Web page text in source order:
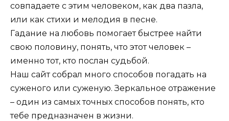
совпадаете с этим человеком, как два пазла,
или как стихи и мелодия в песне.
Гадание на любовь помогает быстрее найти
свою половину, понять, что этот человек –
именно тот, кто послан судьбой.
Наш сайт собрал много способов погадать на
суженого или суженую. Зеркальное отражение
– один из самых точных способов понять, кто
тебе предназначен в жизни.